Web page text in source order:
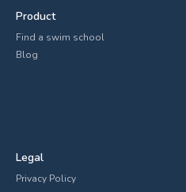
Product
Find a swim school
Blog
Legal
Privacy Policy